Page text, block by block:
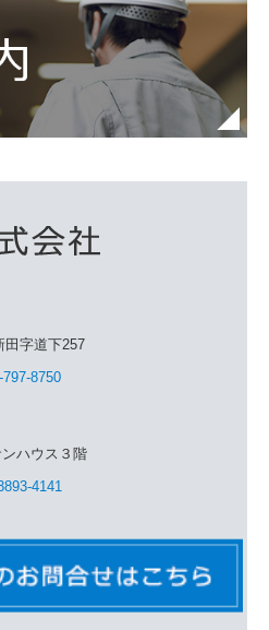
田字道下257
797-8750
ハウス３階
4141